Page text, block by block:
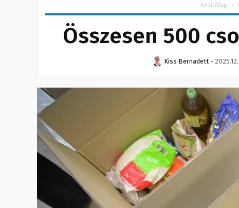
Kezdőlap
Összesen 500
Kiss Bernadett -